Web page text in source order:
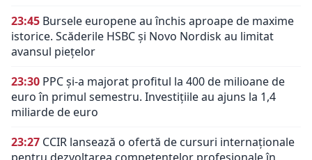
23:45 Bursele europene au închis aproape de maxime
istorice. Scăderile HSBC și Novo Nordisk au limitat
avansul piețelor
23:30 PPC și-a majorat profitul la 400 de milioane de
euro în primul semestru. Investițiile au ajuns la 1,4
miliarde de euro
23:27 CCIR lansează o ofertă de cursuri internaționale